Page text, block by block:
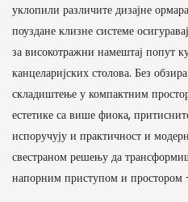
уклопили различите дизајне
поуздане клизне системе
за високотражни намештај попут
канцеларијских столова. Без
складиштење у компактним
естетике са више фиока,
испоручују и практичност и
свестраном решењу да
напорним приступом и